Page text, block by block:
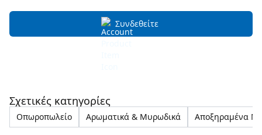
Συνδεθείτε
Σχετικές κατηγορίες
Οπωροπωλείο Αρωματικά & Μυρωδικά Αποξηραμένα